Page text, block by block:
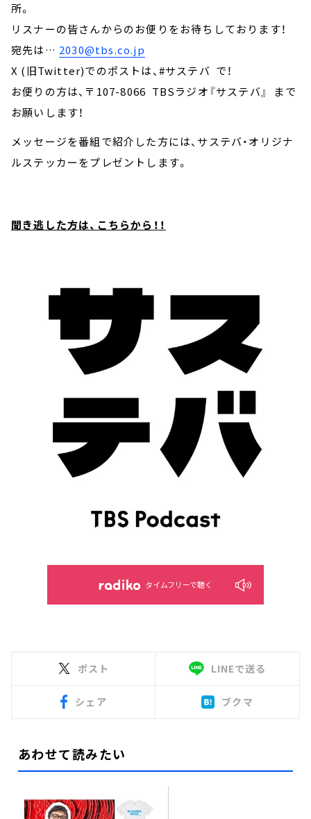
所。
リスナーの皆さんからのお便りをお待ちしております！
宛先は… 2030@tbs.co.jp
X (旧Twitter)でのポストは、#サステバ で！
お便りの方は、〒107-8066 TBSラジオ『サステバ』 まで
お願いします！
メッセージを番組で紹介した方には、サステバ・オリジナ
ルステッカーをプレゼントします。
聞き逃した方は、こちらから！！
タイムフリーで聴く
ポスト LINEで送る
シェア ブクマ
あわせて読みたい